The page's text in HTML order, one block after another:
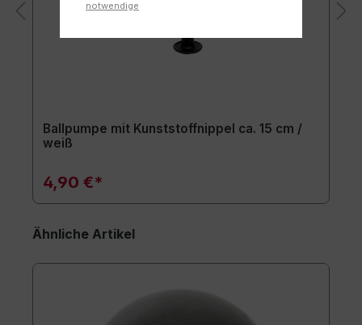
Ballpumpe mit Kunststoffnippel ca. 15 cm /
weiß
4,90 €*
Ähnliche Artikel
notwendige